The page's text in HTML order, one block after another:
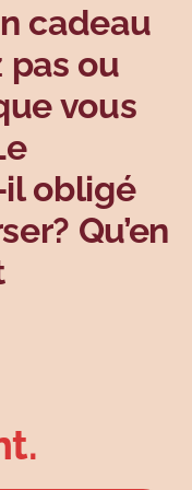
cadeau
pas ou
vous
obligé
Qu’en